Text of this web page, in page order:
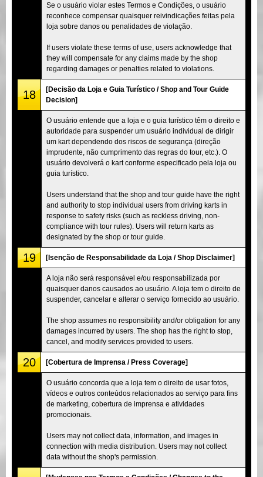
Se o usuário violar estes Termos e Condições, o usuário
reconhece compensar quaisquer reivindicações feitas pela
loja sobre danos ou penalidades de violação.
If users violate these terms of use, users acknowledge that
they will compensate for any claims made by the shop
regarding damages or penalties related to violations.
18
[Decisão da Loja e Guia Turístico / Shop and Tour Guide
Decision]
O usuário entende que a loja e o guia turístico têm o direito e
autoridade para suspender um usuário individual de dirigir
um kart dependendo dos riscos de segurança (direção
imprudente, não cumprimento das regras do tour, etc.). O
usuário devolverá o kart conforme especificado pela loja ou
guia turístico.
Users understand that the shop and tour guide have the right
and authority to stop individual users from driving karts in
response to safety risks (such as reckless driving, non-
compliance with tour rules). Users will return karts as
designated by the shop or tour guide.
19 [Isenção de Responsabilidade da Loja / Shop Disclaimer]
A loja não será responsável e/ou responsabilizada por
quaisquer danos causados ao usuário. A loja tem o direito de
suspender, cancelar e alterar o serviço fornecido ao usuário.
The shop assumes no responsibility and/or obligation for any
damages incurred by users. The shop has the right to stop,
cancel, and modify services provided to users.
20 [Cobertura de Imprensa / Press Coverage]
O usuário concorda que a loja tem o direito de usar fotos,
vídeos e outros conteúdos relacionados ao serviço para fins
de marketing, cobertura de imprensa e atividades
promocionais.
Users may not collect data, information, and images in
connection with media distribution. Users may not collect
data without the shop's permission.